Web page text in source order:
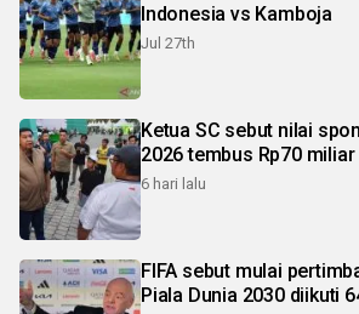
Indonesia vs Kamboja
Jul 27th
Ketua SC sebut nilai
2026 tembus Rp70 miliar
6 hari lalu
FIFA sebut mulai
Piala Dunia 2030 diikuti